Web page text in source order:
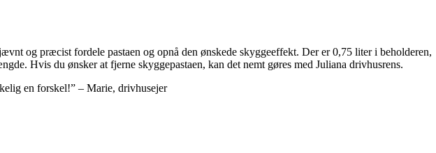
og præcist fordele pastaen og opnå den ønskede skyggeeffekt. Der er 0,75 liter i beholderen,
Hvis du ønsker at fjerne skyggepastaen, kan det nemt gøres med Juliana drivhusrens.
en forskel!” – Marie, drivhusejer